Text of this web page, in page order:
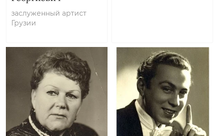
заслуженный артист
Грузии